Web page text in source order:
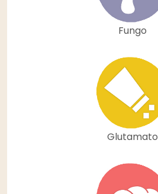
Fungo
Glutamato